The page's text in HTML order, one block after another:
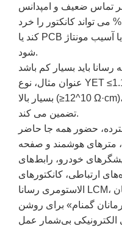
10 درصد خطر تماس ضعیف و امپدانس
ناپایدار را به همراه دارد. بالای 15% می تواند کانکتور را خرد
کند یا PCB را منحرف کند و باعث خرابی یا آسیب مونتاژ
شود.
باید بسیار کم باشد (به
عنوان مثال، نوع YET ≤1.1 Ω·cm)، و مقاومت لایه عایق
بسیار بالا (≥10^12 Ω·cm)، هدایت کارآمد و ایزوله کامل را
تضمین می کند.
حضور همه جا حاضر
مترهای هوشمند و صفحه
خودرو، رابط‌های
ارتباطی، کانکتورهای
الاستومری رسانا LCM، با اندازه جمع‌وجور، قابلیت اطمینان
گمنام» برای روشن
الکترونیکی بی‌شمار عمل